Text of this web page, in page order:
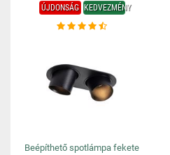
ÚJDONSÁG KEDVEZMÉNY
Beépíthető spotlámpa fekete